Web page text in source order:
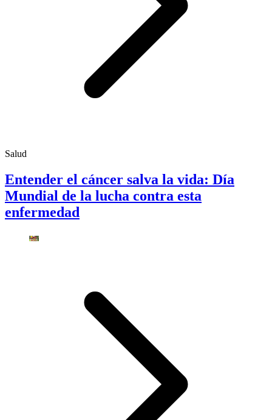
Salud
Entender el cáncer salva la vida: Día
Mundial de la lucha contra esta
enfermedad